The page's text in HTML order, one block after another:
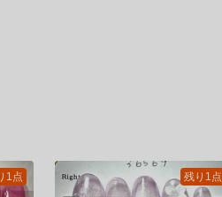
1点 残り1点